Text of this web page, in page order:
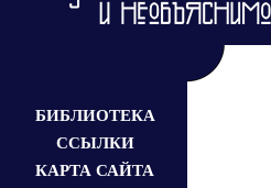
БИБЛИОТЕКА
ССЫЛКИ
КАРТА САЙТА